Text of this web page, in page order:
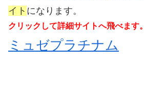
イト になります。
クリックして詳細サイトへ飛べます。
ミュゼプラチナム